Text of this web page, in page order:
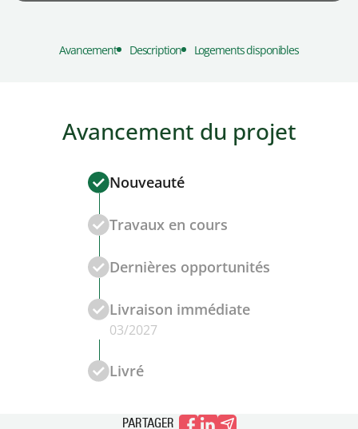
Avancement Description Logements disponibles
Avancement du projet
Nouveauté
Travaux en cours
Dernières opportunités
Livraison immédiate
03/2027
Livré
PARTAGER